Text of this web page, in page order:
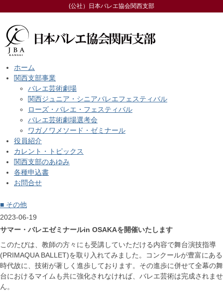
(公社）日本バレエ協会関西支部
ホーム
関西支部事業
バレエ芸術劇場
関西ジュニア・シニアバレエフェスティバル
ローズ・バレエ・フェスティバル
バレエ芸術劇場選考会
ワガノワメソード・ゼミナール
役員紹介
カレント・トピックス
関西支部のあゆみ
各種申込書
お問合せ
■ その他
2023-06-19
サマー・バレエゼミナールin OSAKAを開催いたします
このたびは、教師の方々にも受講していただける内容で舞台演技指導
(PRIMAQUA BALLET)を取り入れてみました。コンクールが豊富にある
時代故に、技術が著しく進歩しております。その進歩に併せて全幕の舞
台におけるマイムも共に強化されなければ、バレエ芸術は完成されませ
ん。